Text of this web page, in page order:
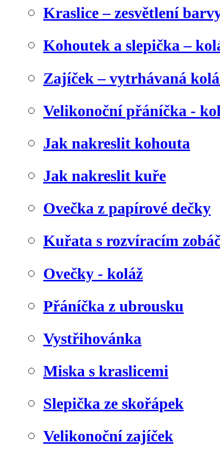
Kraslice – zesvětlení
Kohoutek a slepička –
Zajíček – vytrhávaná
Velikonoční přáníčka -
Jak nakreslit kohouta
Jak nakreslit kuře
Ovečka z papírové dečky
Kuřata s rozvíracím
Ovečky - koláž
Přáníčka z ubrousku
Vystřihovánka
Miska s kraslicemi
Slepička ze skořápek
Velikonoční zajíček